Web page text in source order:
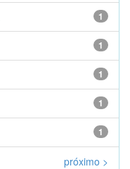
1
1
1
1
1
próximo >